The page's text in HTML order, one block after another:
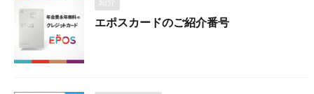
エポスカードのご紹介番号